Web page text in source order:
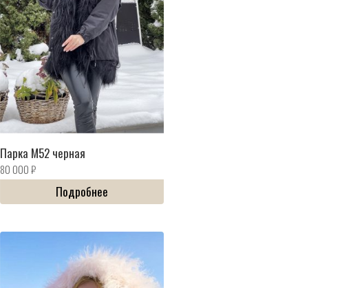
Парка M52 черная
80 000₽
Подробнее